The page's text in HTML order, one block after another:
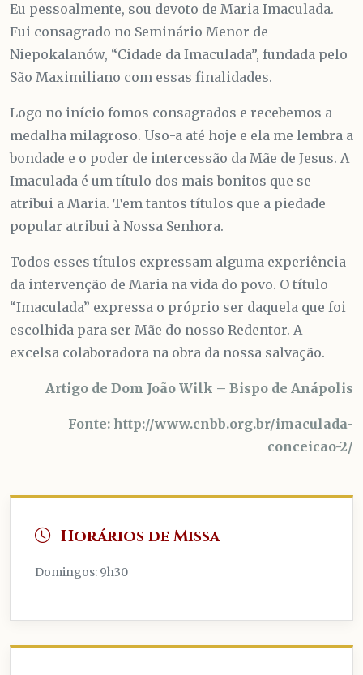
Eu pessoalmente, sou devoto de Maria Imaculada.
Fui consagrado no Seminário Menor de
Niepokalanów, “Cidade da Imaculada”, fundada pelo
São Maximiliano com essas finalidades.
Logo no início fomos consagrados e recebemos a
medalha milagroso. Uso-a até hoje e ela me lembra a
bondade e o poder de intercessão da Mãe de Jesus. A
Imaculada é um título dos mais bonitos que se
atribui a Maria. Tem tantos títulos que a piedade
popular atribui à Nossa Senhora.
Todos esses títulos expressam alguma experiência
da intervenção de Maria na vida do povo. O título
“Imaculada” expressa o próprio ser daquela que foi
escolhida para ser Mãe do nosso Redentor. A
excelsa colaboradora na obra da nossa salvação.
Artigo de Dom João Wilk – Bispo de Anápolis
Fonte: http://www.cnbb.org.br/imaculada-
conceicao-2/
Horários de Missa
Domingos: 9h30